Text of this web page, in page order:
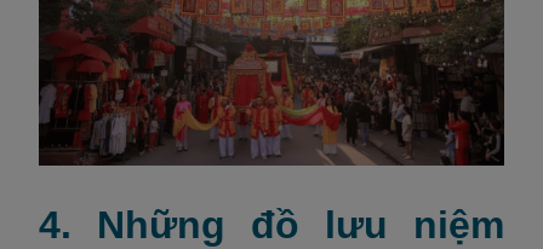
4. Những đồ lưu niệm